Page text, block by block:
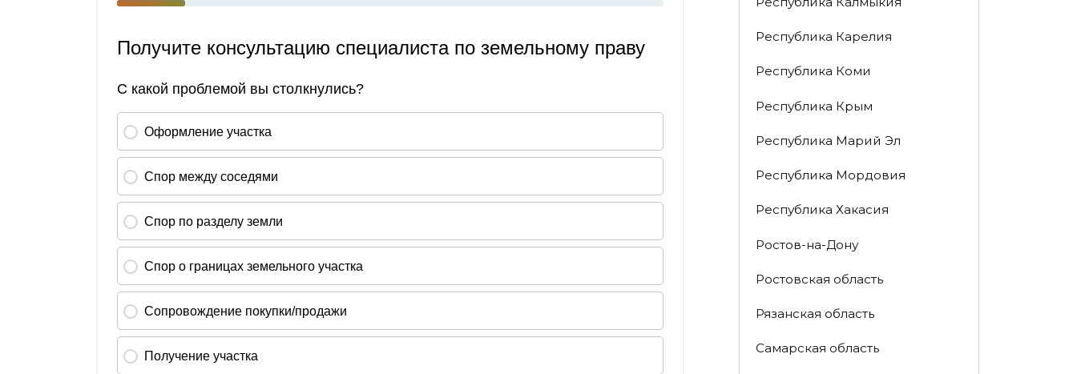
Республика Карелия
Республика Коми
Республика Крым
Республика Марий Эл
Республика Мордовия
Республика Хакасия
Ростов-на-Дону
Ростовская область
Рязанская область
Самарская область